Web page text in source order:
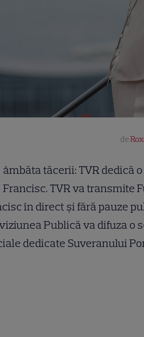
de
âmbăta tăcerii: TVR dedică
Francisc. TVR va transmite
în direct şi fără pauze
Publică va difuza o
dedicate Suveranului